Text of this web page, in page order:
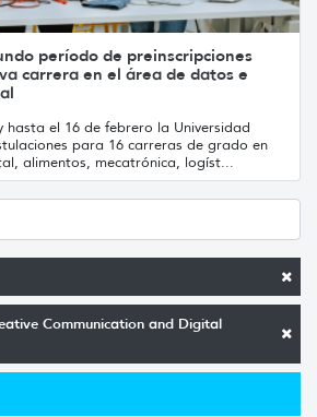
Communication and Digital
período de preinscripciones
carrera en el área de datos e
hasta el 16 de febrero la Universidad
para 16 carreras de grado en
alimentos, mecatrónica, logíst...